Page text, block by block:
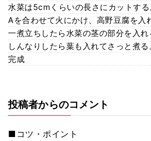
水菜は5cmくらいの長さにカットする
Aを合わせて火にかけ、高野豆腐を入
一煮立ちしたら水菜の茎の部分を入れ
しんなりしたら葉も入れてさっと煮る
完成
投稿者からのコメント
■コツ・ポイント